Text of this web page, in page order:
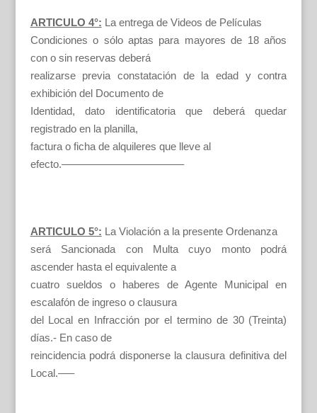
ARTICULO 4°: La entrega de Videos de Películas
Condiciones o sólo aptas para mayores de 18 años
con o sin reservas deberá
realizarse previa constatación de la edad y contra
exhibición del Documento de
Identidad, dato identificatoria que deberá quedar
registrado en la planilla,
factura o ficha de alquileres que lleve al
efecto.———————————–
ARTICULO 5°: La Violación a la presente Ordenanza
será Sancionada con Multa cuyo monto podrá
ascender hasta el equivalente a
cuatro sueldos o haberes de Agente Municipal en
escalafón de ingreso o clausura
del Local en Infracción por el termino de 30 (Treinta)
días.- En caso de
reincidencia podrá disponerse la clausura definitiva del
Local.—–